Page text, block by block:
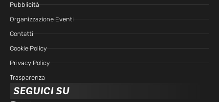
Pubblicità
Organizzazione Eventi
Contatti
Cookie Policy
Privacy Policy
Trasparenza
SEGUICI SU